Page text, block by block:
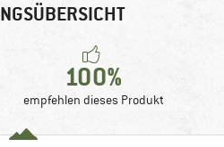
100%
empfehlen dieses Produkt